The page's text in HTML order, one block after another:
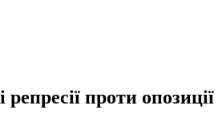
проти